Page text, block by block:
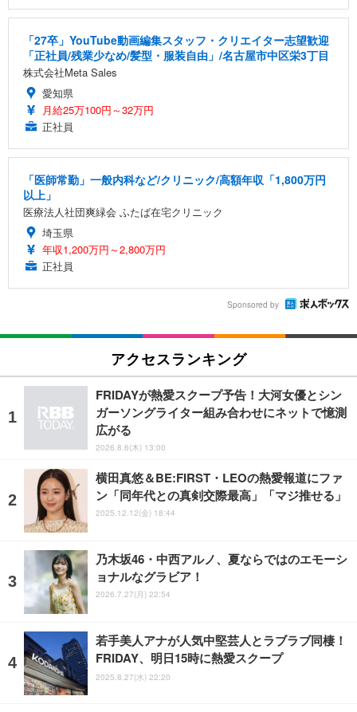
「27卒」YouTube動画編集スタッフ・クリエイター志望歓迎
「正社員/残業少なめ/髪型・服装自由」/名古屋市中区栄3丁目
株式会社Meta Sales
愛知県
月給25万100円～32万円
正社員
「医師常勤」一般内科など/クリニック/高額年収「1,800万円
以上」
医療法人社団爽緑会 ふたば在宅クリニック
埼玉県
年収1,200万円～2,800万円
正社員
Sponsored by
アクセスランキング
FRIDAYが熱愛スクープ予告！大河女優とシン
ガーソングライター組み合わせにネットで憶測
広がる
2026.8.6(木) 13:00
横田真悠＆BE:FIRST・LEOの熱愛報道にファ
ン「同年代との真剣交際最高」「マジ推せる」
2025.12.12(金) 18:44
乃木坂46・中西アルノ、夏ならではのエモーシ
ョナルなグラビア！
2026.7.27(月) 22:54
若手美人アナが人気中堅芸人とラブラブ同棲！
FRIDAY、明日15時に熱愛スクープ
2025.8.27(水) 22:20